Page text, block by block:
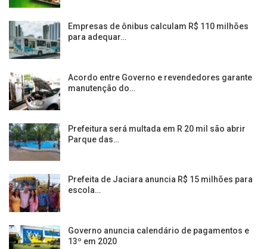
Empresas de ônibus calculam R$ 110 milhões
para adequar…
Acordo entre Governo e revendedores garante
manutenção do…
Prefeitura será multada em R 20 mil são abrir
Parque das…
Prefeita de Jaciara anuncia R$ 15 milhões para
escola…
Governo anuncia calendário de pagamentos e
13º em 2020